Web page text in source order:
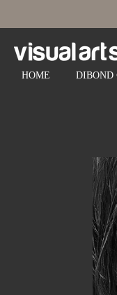
direct
naar
de
hoofdinhoud
HOME DIBOND